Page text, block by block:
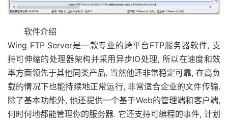
软件介绍
Wing FTP Server是一款专业的跨平台FTP服务器软件, 支
持可伸缩的处理器架构并采用异步IO处理, 所以在速度和效
率方面领先于其他同类产品. 当然他还非常稳定可靠, 在高负
载的情况下也能持续地正常运行, 非常适合企业的文件传输.
除了基本功能外, 他还提供一个基于Web的管理端和客户端,
何时何地都能管理你的服务器. 它还支持可编程的事件, 计划